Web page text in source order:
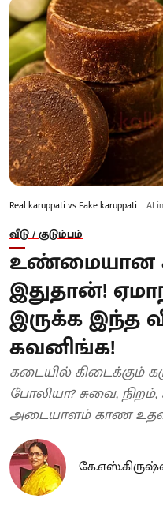
Real karuppati vs Fake karuppati AI
வீடு / குடும்பம்
உண்மையான
இதுதான்!
இருக்க இந்த
கவனிங்க!
கடையில் கிடைக்கும்
போலியா? சுவை,
அடையாளம் காண